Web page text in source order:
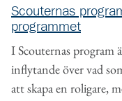
Scouternas
programmet
I Scouternas program
inflytande över vad
att skapa en roligare,